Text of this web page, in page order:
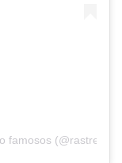
famosos